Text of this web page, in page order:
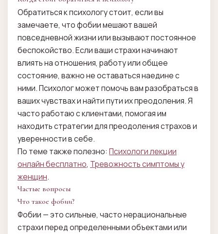
Обратиться к психологу стоит, если вы
замечаете, что фобии мешают вашей
повседневной жизни или вызывают постоянное
беспокойство. Если ваши страхи начинают
влиять на отношения, работу или общее
состояние, важно не оставаться наедине с
ними. Психолог может помочь вам разобраться в
ваших чувствах и найти пути их преодоления. Я
часто работаю с клиентами, помогая им
находить стратегии для преодоления страхов и
уверенности в себе.
По теме также полезно: Психологи лекции
онлайн бесплатно, Тревожность симптомы у
женщин.
Частые вопросы
Что такое фобии?
Фобии — это сильные, часто нерациональные
страхи перед определенными объектами или